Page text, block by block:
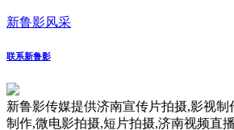
新鲁影风采
联系新鲁影
新鲁影传媒提供济南宣传片拍摄,影视
制作,微电影拍摄,短片拍摄,济南视频直